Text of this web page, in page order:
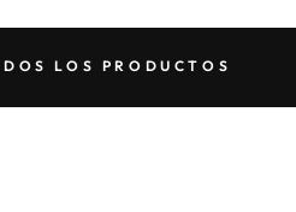
LOS PRODUCTOS